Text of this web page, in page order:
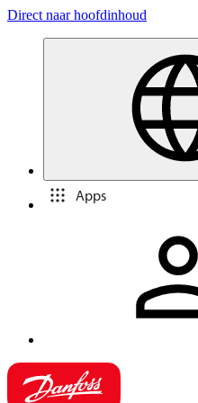
Direct naar hoofdinhoud
Apps